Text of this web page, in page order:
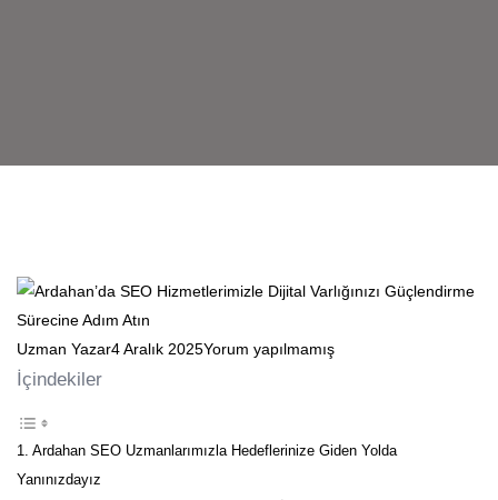
Uzman Yazar4 Aralık 2025Yorum yapılmamış
İçindekiler
Ardahan SEO Uzmanlarımızla Hedeflerinize Giden Yolda
Yanınızdayız